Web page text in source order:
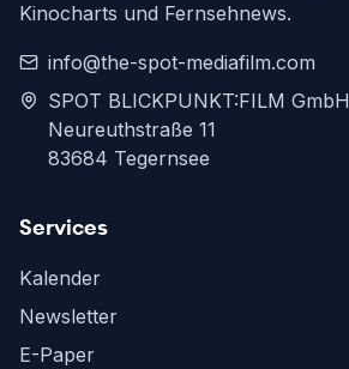
Kinocharts und Fernsehnews.
info@the-spot-mediafilm.com
SPOT BLICKPUNKT:FILM GmbH
Neureuthstraße 11
83684 Tegernsee
Services
Kalender
Newsletter
E-Paper